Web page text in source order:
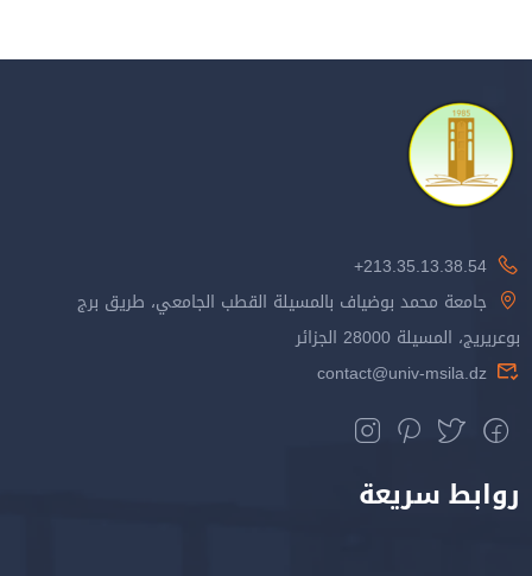
213.35.13.38.54+
جامعة محمد بوضياف بالمسيلة القطب الجامعي، طريق برج
بوعريريج، المسيلة 28000 الجزائر
contact@univ-msila.dz
روابط سريعة